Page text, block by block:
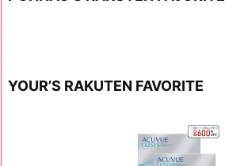
YOUR’S RAKUTEN FAVORITE